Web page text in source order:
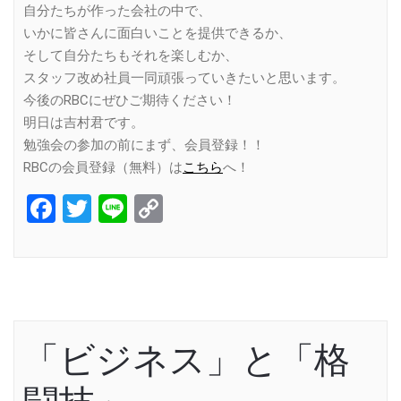
自分たちが作った会社の中で、
いかに皆さんに面白いことを提供できるか、
そして自分たちもそれを楽しむか、
スタッフ改め社員一同頑張っていきたいと思います。
今後のRBCにぜひご期待ください！
明日は吉村君です。
勉強会の参加の前にまず、会員登録！！
RBCの会員登録（無料）はこちらへ！
Facebook
Twitter
Line
「ビジネス」と「格